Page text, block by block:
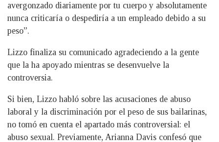
avergonzado diariamente por tu cuerpo y absolutamente
nunca criticaría o despediría a un empleado debido a su
peso”.
Lizzo finaliza su comunicado agradeciendo a la gente
que la ha apoyado mientras se desenvuelve la
controversia.
Si bien, Lizzo habló sobre las acusaciones de abuso
laboral y la discriminación por el peso de sus bailarinas,
no tomó en cuenta el apartado más controversial: el
abuso sexual. Previamente, Arianna Davis confesó que